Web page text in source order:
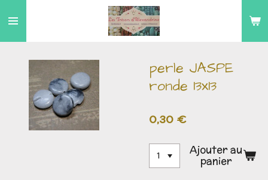
au
perle JASPE
ronde 13x13
0,30 €
Ajouter au
panier